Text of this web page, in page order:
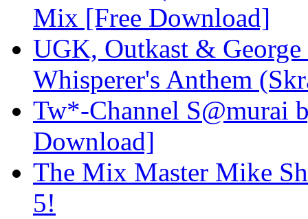
Mix [Free Download]
UGK, Outkast &
Whisperer's Anthem
Tw*-Channel S@murai
Download]
The Mix Master Mike
5!